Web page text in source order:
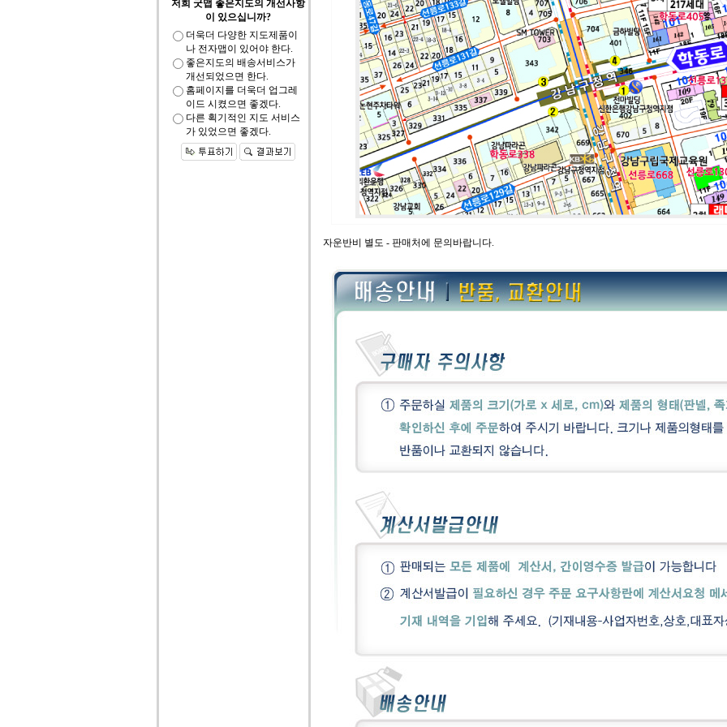
저희 굿맵 좋은지도의 개선사항
이 있으십니까?
더욱더 다양한 지도제품이
나 전자맵이 있어야 한다.
좋은지도의 배송서비스가
개선되었으면 한다.
홈페이지를 더욱더 업그레
이드 시켰으면 좋겠다.
다른 획기적인 지도 서비스
가 있었으면 좋겠다.
자운반비 별도 - 판매처에 문의바랍니다.